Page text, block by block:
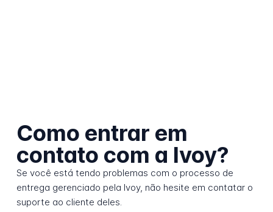
Como entrar em
contato com a Ivoy?
Se você está tendo problemas com o processo de
entrega gerenciado pela Ivoy, não hesite em contatar o
suporte ao cliente deles.